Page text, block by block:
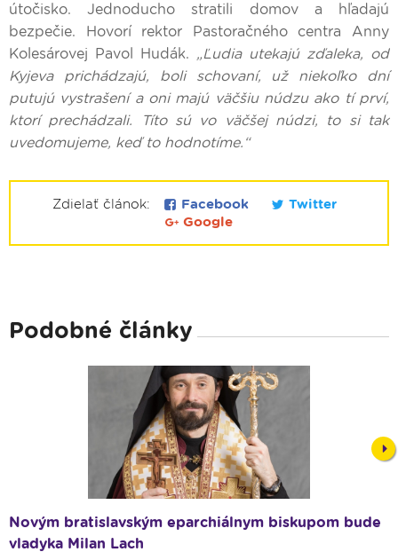
útočisko. Jednoducho stratili domov a hľadajú
bezpečie. Hovorí rektor Pastoračného centra Anny
Kolesárovej Pavol Hudák. „Ľudia utekajú zďaleka, od
Kyjeva prichádzajú, boli schovaní, už niekoľko dní
putujú vystrašení a oni majú väčšiu núdzu ako tí prví,
ktorí prechádzali. Títo sú vo väčšej núdzi, to si tak
uvedomujeme, keď to hodnotíme.“
Zdielať článok: Facebook
Twitter
Google
Podobné články
Novým bratislavským eparchiálnym biskupom bude
vladyka Milan Lach